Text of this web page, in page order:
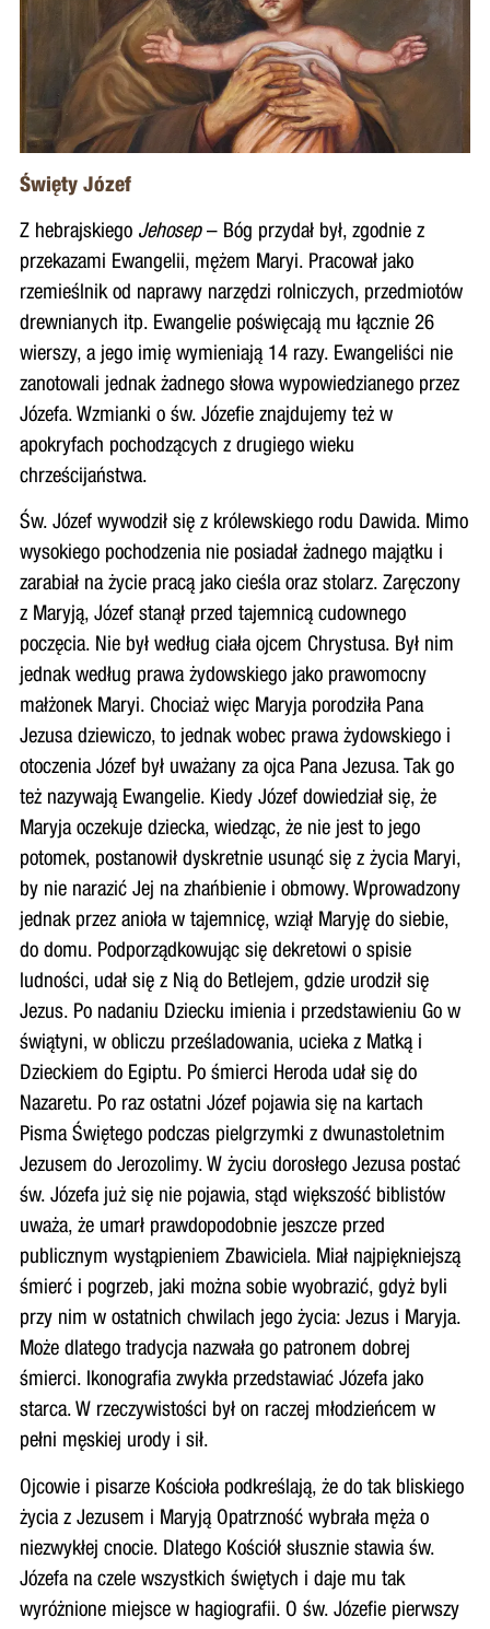
Święty Józef
Z hebrajskiego Jehosep– Bóg przydał był, zgodnie z
przekazami Ewangelii, mężem Maryi. Pracował jako
rzemieślnik od naprawy narzędzi rolniczych, przedmiotów
drewnianych itp. Ewangelie poświęcają mu łącznie 26
wierszy, a jego imię wymieniają 14 razy. Ewangeliści nie
zanotowali jednak żadnego słowa wypowiedzianego przez
Józefa. Wzmianki o św. Józefie znajdujemy też w
apokryfach pochodzących z drugiego wieku
chrześcijaństwa.
Św. Józef wywodził się z królewskiego rodu Dawida. Mimo
wysokiego pochodzenia nie posiadał żadnego majątku i
zarabiał na życie pracą jako cieśla oraz stolarz. Zaręczony
z Maryją, Józef stanął przed tajemnicą cudownego
poczęcia. Nie był według ciała ojcem Chrystusa. Był nim
jednak według prawa żydowskiego jako prawomocny
małżonek Maryi. Chociaż więc Maryja porodziła Pana
Jezusa dziewiczo, to jednak wobec prawa żydowskiego i
otoczenia Józef był uważany za ojca Pana Jezusa. Tak go
też nazywają Ewangelie. Kiedy Józef dowiedział się, że
Maryja oczekuje dziecka, wiedząc, że nie jest to jego
potomek, postanowił dyskretnie usunąć się z życia Maryi,
by nie narazić Jej na zhańbienie i obmowy. Wprowadzony
jednak przez anioła w tajemnicę, wziął Maryję do siebie,
do domu. Podporządkowując się dekretowi o spisie
ludności, udał się z Nią do Betlejem, gdzie urodził się
Jezus. Po nadaniu Dziecku imienia i przedstawieniu Go w
świątyni, w obliczu prześladowania, ucieka z Matką i
Dzieckiem do Egiptu. Po śmierci Heroda udał się do
Nazaretu. Po raz ostatni Józef pojawia się na kartach
Pisma Świętego podczas pielgrzymki z dwunastoletnim
Jezusem do Jerozolimy. W życiu dorosłego Jezusa postać
św. Józefa już się nie pojawia, stąd większość biblistów
uważa, że umarł prawdopodobnie jeszcze przed
publicznym wystąpieniem Zbawiciela. Miał najpiękniejszą
śmierć i pogrzeb, jaki można sobie wyobrazić, gdyż byli
przy nim w ostatnich chwilach jego życia: Jezus i Maryja.
Może dlatego tradycja nazwała go patronem dobrej
śmierci. Ikonografia zwykła przedstawiać Józefa jako
starca. W rzeczywistości był on raczej młodzieńcem w
pełni męskiej urody i sił.
Ojcowie i pisarze Kościoła podkreślają, że do tak bliskiego
życia z Jezusem i Maryją Opatrzność wybrała męża o
niezwykłej cnocie. Dlatego Kościół słusznie stawia św.
Józefa na czele wszystkich świętych i daje mu tak
wyróżnione miejsce w hagiografii. O św. Józefie pierwszy